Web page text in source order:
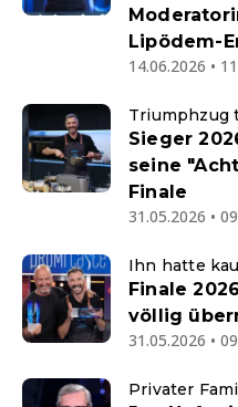
Lipödem-
14.06.2026 •
Triumphzug
Sieger
seine
Finale
31.05.2026 •
Ihn hatte
Finale
völlig
31.05.2026 •
Privater